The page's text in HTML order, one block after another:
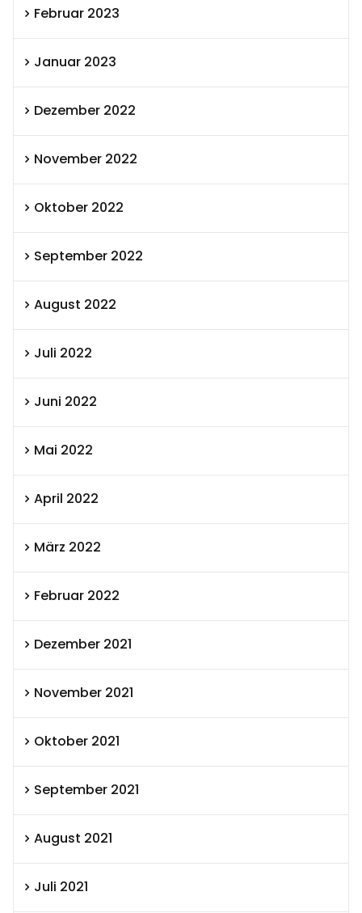
Februar 2023
Januar 2023
Dezember 2022
November 2022
Oktober 2022
September 2022
August 2022
Juli 2022
Juni 2022
Mai 2022
April 2022
März 2022
Februar 2022
Dezember 2021
November 2021
Oktober 2021
September 2021
August 2021
Juli 2021